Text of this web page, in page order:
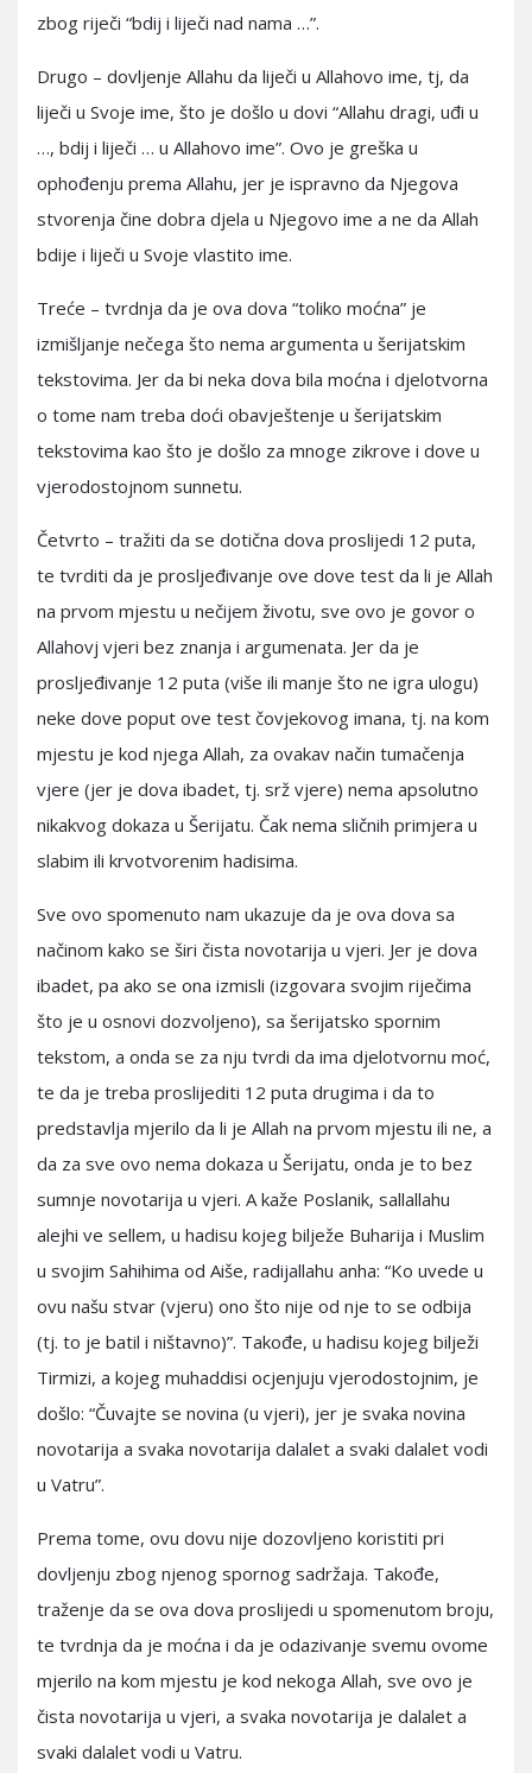
zbog riječi “bdij i liječi nad nama …”.
Drugo – dovljenje Allahu da liječi u Allahovo ime, tj, da
liječi u Svoje ime, što je došlo u dovi “Allahu dragi, uđi u
…, bdij i liječi … u Allahovo ime”. Ovo je greška u
ophođenju prema Allahu, jer je ispravno da Njegova
stvorenja čine dobra djela u Njegovo ime a ne da Allah
bdije i liječi u Svoje vlastito ime.
Treće – tvrdnja da je ova dova “toliko moćna” je
izmišljanje nečega što nema argumenta u šerijatskim
tekstovima. Jer da bi neka dova bila moćna i djelotvorna
o tome nam treba doći obavještenje u šerijatskim
tekstovima kao što je došlo za mnoge zikrove i dove u
vjerodostojnom sunnetu.
Četvrto – tražiti da se dotična dova proslijedi 12 puta,
te tvrditi da je prosljeđivanje ove dove test da li je Allah
na prvom mjestu u nečijem životu, sve ovo je govor o
Allahovj vjeri bez znanja i argumenata. Jer da je
prosljeđivanje 12 puta (više ili manje što ne igra ulogu)
neke dove poput ove test čovjekovog imana, tj. na kom
mjestu je kod njega Allah, za ovakav način tumačenja
vjere (jer je dova ibadet, tj. srž vjere) nema apsolutno
nikakvog dokaza u Šerijatu. Čak nema sličnih primjera u
slabim ili krvotvorenim hadisima.
Sve ovo spomenuto nam ukazuje da je ova dova sa
načinom kako se širi čista novotarija u vjeri. Jer je dova
ibadet, pa ako se ona izmisli (izgovara svojim riječima
što je u osnovi dozvoljeno), sa šerijatsko spornim
tekstom, a onda se za nju tvrdi da ima djelotvornu moć,
te da je treba proslijediti 12 puta drugima i da to
predstavlja mjerilo da li je Allah na prvom mjestu ili ne, a
da za sve ovo nema dokaza u Šerijatu, onda je to bez
sumnje novotarija u vjeri. A kaže Poslanik, sallallahu
alejhi ve sellem, u hadisu kojeg bilježe Buharija i Muslim
u svojim Sahihima od Aiše, radijallahu anha: “Ko uvede u
ovu našu stvar (vjeru) ono što nije od nje to se odbija
(tj. to je batil i ništavno)”. Takođe, u hadisu kojeg bilježi
Tirmizi, a kojeg muhaddisi ocjenjuju vjerodostojnim, je
došlo: “Čuvajte se novina (u vjeri), jer je svaka novina
novotarija a svaka novotarija dalalet a svaki dalalet vodi
u Vatru”.
Prema tome, ovu dovu nije dozovljeno koristiti pri
dovljenju zbog njenog spornog sadržaja. Takođe,
traženje da se ova dova proslijedi u spomenutom broju,
te tvrdnja da je moćna i da je odazivanje svemu ovome
mjerilo na kom mjestu je kod nekoga Allah, sve ovo je
čista novotarija u vjeri, a svaka novotarija je dalalet a
svaki dalalet vodi u Vatru.